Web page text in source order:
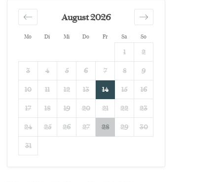
Mo Di Mi Do Fr Sa So
August 2026
1 2
3 4 5 6 7 8 9
10 11 12 13 14 15 16
17 18 19 20 21 22 23
24 25 26 27 28 29 30
31